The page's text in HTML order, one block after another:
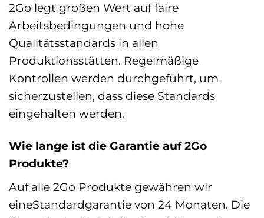
2Go legt großen Wert auf faire
Arbeitsbedingungen und hohe
Qualitätsstandards in allen
Produktionsstätten. Regelmäßige
Kontrollen werden durchgeführt, um
sicherzustellen, dass diese Standards
eingehalten werden.
Wie lange ist die Garantie auf 2Go
Produkte?
Auf alle 2Go Produkte gewähren wir
eineStandardgarantie von 24 Monaten. Die